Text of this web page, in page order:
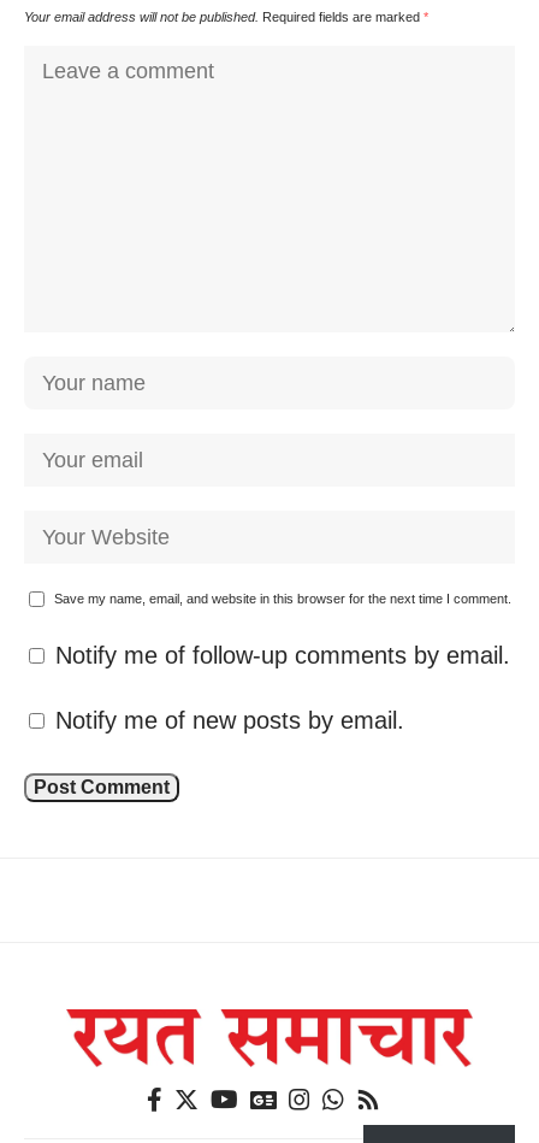
Your email address will not be published. Required fields are marked *
Save my name, email, and website in this browser for the next time I comment.
Notify me of follow-up comments by email.
Notify me of new posts by email.